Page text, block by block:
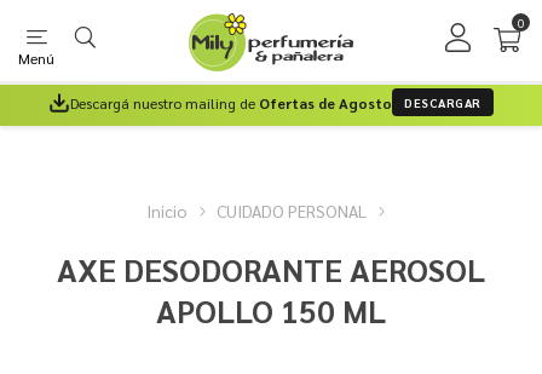
Menú
0
Descargá nuestro mailing de Ofertas de Agosto DESCARGAR
Inicio CUIDADO PERSONAL
AXE DESODORANTE AEROSOL
APOLLO 150 ML